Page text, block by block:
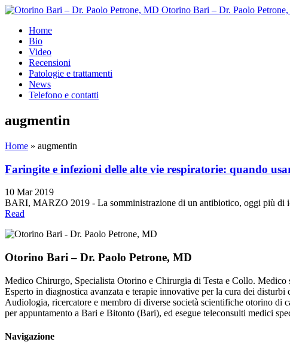
Otorino Bari – Dr. Paolo
Home
Bio
Video
Recensioni
Patologie e trattamenti
News
Telefono e contatti
augmentin
Home » augmentin
Faringite e infezioni delle alte vie respiratorie: quando
10 Mar 2019
BARI, MARZO 2019 - La somministrazione di un antibiotico, oggi più di
Read
Otorino Bari – Dr. Paolo Petrone, MD
Medico Chirurgo, Specialista Otorino e Chirurgia di Testa e Collo.
Esperto in diagnostica avanzata e terapie innovative per la cura dei
Audiologia, ricercatore e membro di diverse società scientifiche otorino di
per appuntamento a Bari e Bitonto (Bari), ed esegue teleconsulti medici
Navigazione